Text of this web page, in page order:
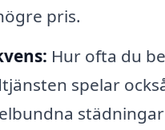
pris.
Hur ofta du
spelar